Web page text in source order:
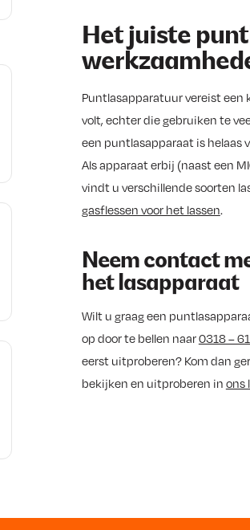
Het juiste
Puntlasapparatuur vereist een
volt, echter die gebruiken te
een puntlasapparaat is helaas
Als apparaat erbij (naast een
vindt u verschillende soorten
gasflessen voor het lassen.
Neem contact
het lasapparaat
Wilt u graag een
op door te bellen naar0318 –
eerst uitproberen? Kom dan
bekijken en uitproberen in ons